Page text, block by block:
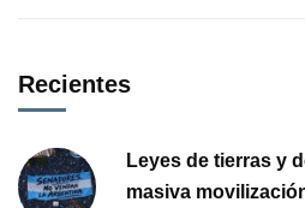
Recientes
Leyes de tierras y
masiva